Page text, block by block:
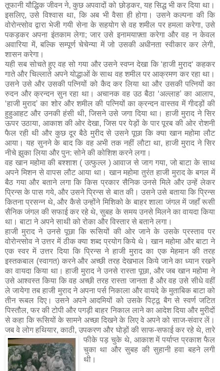
तूफानी यौद्धिक जीवन ने, कुछ अपवादों को छोड़कर, यह सिद्ध भी कर दिया था।
इसलिए, उसे विश्वास था, कि अब भी वैसा ही होगा। उसने कल्पना की कि
वोरोन्त्सोव द्वारा भेजी गयी सेना के सहयोग से वह शमील पर हमला करेगा, उसे
पकड़कर अपना इंतकाम लेगा; जार उसे इनामयाफ़्ता करेगा और वह न केवल
अवारिया में, बल्कि सम्पूर्ण चेचेन्या में जो उसकी अधीनता स्वीकार कर लेगी,
शासन करेगा।
यही सब सोचते हुए वह सो गया और उसने स्वप्न देखा कि ‘हाजी मुराद‘ कहकर
गाते और चिल्लाते अपने योद्धाओं के साथ वह शमील पर आक्रमण कर रहा था।
उसने उसे और उसकी पत्नियों को कैद कर लिया था और उसकी पत्नियों का
रुदन और क्रन्दन सुन रहा था। अचानक वह उठ बैठा ‘अल्लाह’ का आलाप,
‘हाजी मुराद’ का शोर और शमील की पत्नियों का क्रन्दन वास्तव में गीदड़ों की
हुहुआहट और उनकी हंसी थी, जिसने उसे जगा दिया था। हाजी मुराद ने सिर
ऊपर उठाया, आकाश की ओर देखा, जिस पर पेड़ों के पार पूरब की ओर रोशनी
फैल रही थी और कुछ दूर बैठे मुरीद से उसने पूछा कि क्या खान महोमा लौट
आया। यह सुनने के बाद कि वह अभी तक नहीं लौटा था, हाजी मुराद ने सिर
नीचे झुका लिया और पुन: सोने की कोशिश करने लगा।
वह खान महोमा की बश्शाश ( उत्फुल्ल ) आवाज से जाग गया, जो बाटा के साथ
अपने मिशन से वापस लौट आया था। खान महोमा तुरंत हाजी मुराद के बगल में
बैठ गया और बताने लगा कि किस प्रकार सैनिक उनसे मिले और उन्हें लेकर
प्रिन्स के पास गये, और उसने प्रिन्स से बात की। उसने उसे बताया कि प्रिन्स
कितना प्रसन्न थे, और कैसे उन्होंने मिशिको के बाहर शाला जंगल में जहाँ रूसी
सैनिक जंगल की सफाई कर रहे थे, सुबह के समय उनसे मिलने का वायदा किया
था। बाटा ने अपने साथी को रोका और विस्तार से बताने लगा।
हाजी मुराद ने उनसे पूछा कि रूसियों की ओर जाने के उसके प्रस्ताव पर
वोरोन्त्सोव ने उत्तर में ठीक क्या शब्द प्रयोग किये थे। खान महोमा और बाटा ने
एक स्वर में उत्तर दिया कि प्रिन्स ने हाजी मुराद का एक मेहमान की तरह
इस्तकबाल (स्वागत) करने और अच्छी तरह देखभाल किये जाने का ध्यान रखने
का वायदा किया था। हाजी मुराद ने उनसे रास्ता पूछा, और जब खान महोमा ने
उसे आश्वस्त किया कि वह अच्छी तरह रास्ता जानता है और वह उसे सीधे वहीं
ले जायेगा तब हाजी मुराद ने अपना पर्स निकाला और वायदे के मुताबिक बाटा को
तीन रूबल दिए। उसने अपने आदमियों को उसके पिट्ठू बैग से स्वर्ण जटित
पिस्तौल, फर की टोपी और पगड़ी बाहर निकाल लाने का आदेश दिया और मुरीदों
से कहा कि रूसियों के सामने अच्छा दिखने के लिए वे अपने को साज-संवार लें।
जब वे लोग हथियार, काठी, उपकरण और घोड़ों की साफ-सफाई कर रहे थे, तारे
फीके पड़ चुके थे, आकाश में पर्याप्त प्रकाश फैल
चुका था और सुबह की सुहानी हवा बहने लगी
थी।